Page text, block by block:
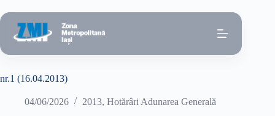
la
conținut
nr.1 (16.04.2013)
04/06/2026 2013, Hotărâri Adunarea Generală